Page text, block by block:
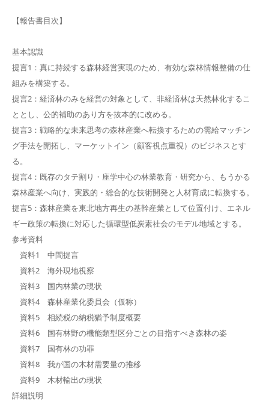
【報告書目次】
基本認識
提言1：真に持続する森林経営実現のため、有効な森林情報整備の仕
組みを構築する。
提言2：経済林のみを経営の対象として、非経済林は天然林化するこ
ととし、公的補助のあり方を抜本的に改める。
提言3：戦略的な未来思考の森林産業へ転換するための需給マッチン
グ手法を開拓し、マーケットイン（顧客視点重視）のビジネスとす
る。
提言4：既存のタテ割り・座学中心の林業教育・研究から、もうかる
森林産業へ向け、実践的・総合的な技術開発と人材育成に転換する。
提言5：森林産業を東北地方再生の基幹産業として位置付け、エネル
ギー政策の転換に対応した循環型低炭素社会のモデル地域とする。
参考資料
資料1 中間提言
資料2 海外現地視察
資料3 国内林業の現状
資料4 森林産業化委員会（仮称）
資料5 相続税の納税猶予制度概要
資料6 国有林野の機能類型区分ごとの目指すべき森林の姿
資料7 国有林の功罪
資料8 我が国の木材需要量の推移
資料9 木材輸出の現状
詳細説明